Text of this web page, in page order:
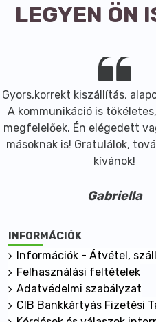
LEGYEN ÖN
Gyors,korrekt kiszállítás,
A kommunikáció is
megfelelőek. Én elégedett
másoknak is! Gratulálok,
kívánok!
Gabriella
INFORMÁCIÓK
Információk - Átvétel,
Felhasználási feltételek
Adatvédelmi szabályzat
CIB Bankkártyás Fizetési